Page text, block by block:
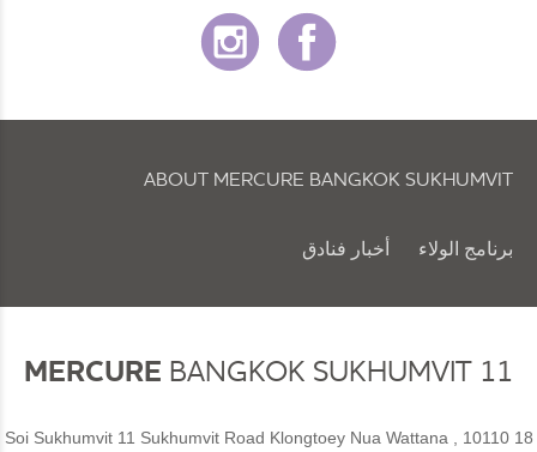
ABOUT MERCURE BANGKOK SUKHUMVIT
برنامج الولاء أخبار فنادق
MERCURE BANGKOK SUKHUMVIT 11
18 Soi Sukhumvit 11 Sukhumvit Road Klongtoey Nua Wattana , 10110